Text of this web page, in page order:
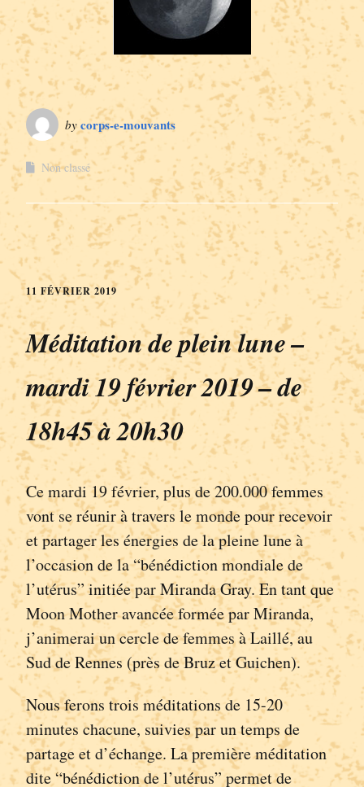
by corps-e-mouvants
Non classé
11 FÉVRIER 2019
Méditation de plein lune –
mardi 19 février 2019 – de
18h45 à 20h30
Ce mardi 19 février, plus de 200.000 femmes
vont se réunir à travers le monde pour recevoir
et partager les énergies de la pleine lune à
l’occasion de la “bénédiction mondiale de
l’utérus” initiée par Miranda Gray. En tant que
Moon Mother avancée formée par Miranda,
j’animerai un cercle de femmes à Laillé, au
Sud de Rennes (près de Bruz et Guichen).
Nous ferons trois méditations de 15-20
minutes chacune, suivies par un temps de
partage et d’échange. La première méditation
dite “bénédiction de l’utérus” permet de